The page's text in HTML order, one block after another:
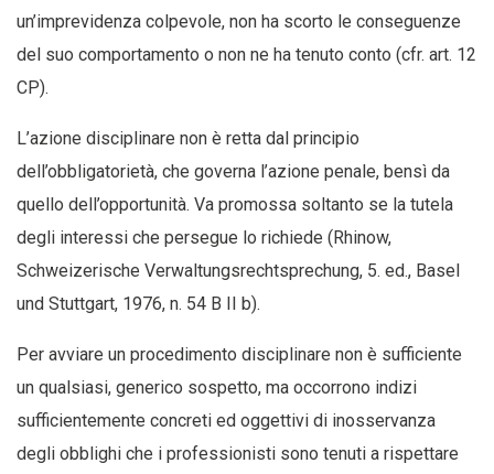
un’imprevidenza colpevole, non ha scorto le conseguenze
del suo comportamento o non ne ha tenuto conto (cfr. art. 12
CP).
L’azione disciplinare non è retta dal principio
dell’obbligatorietà, che governa l’azione penale, bensì da
quello dell’opportunità. Va promossa soltanto se la tutela
degli interessi che persegue lo richiede (Rhinow,
Schweizerische Verwaltungsrechtsprechung, 5. ed., Basel
und Stuttgart, 1976, n. 54 B II b).
Per avviare un procedimento disciplinare non è sufficiente
un qualsiasi, generico sospetto, ma occorrono indizi
sufficientemente concreti ed oggettivi di inosservanza
degli obblighi che i professionisti sono tenuti a rispettare